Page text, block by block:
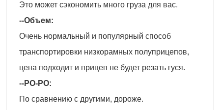
Это может сэкономить много груза для вас.
--Объем:
Очень нормальный и популярный способ
транспортировки низкорамных полуприцепов,
цена подходит и прицеп не будет резать гуся.
--РО-РО:
По сравнению с другими, дороже.